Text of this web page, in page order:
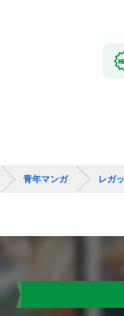
青年マンガ レガ